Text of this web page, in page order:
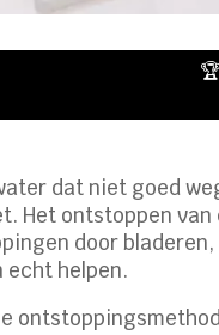
dat niet goed
Het ontstoppen
door
echt helpen.